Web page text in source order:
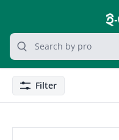
grocery search at header
Search
FilterFilter